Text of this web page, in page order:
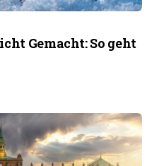
Gemacht: So geht